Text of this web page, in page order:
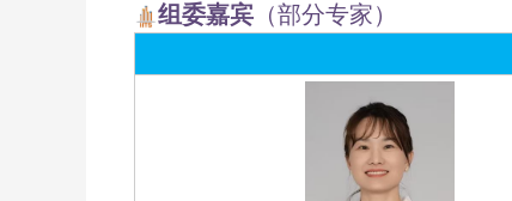
组委嘉宾 （部分专家）